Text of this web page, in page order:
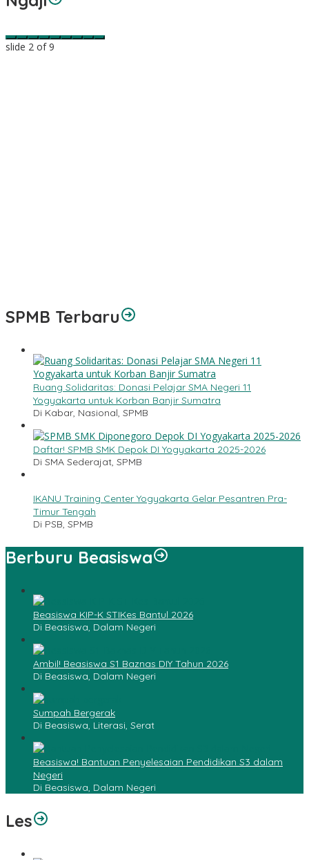
slide 2 of 9
SPMB Terbaru
Ruang Solidaritas: Donasi Pelajar SMA Negeri 11
Yogyakarta untuk Korban Banjir Sumatra
Di Kabar, Nasional, SPMB
Daftar! SPMB SMK Depok DI Yogyakarta 2025-2026
Di SMA Sederajat, SPMB
IKANU Training Center Yogyakarta Gelar Pesantren Pra-
Timur Tengah
Di PSB, SPMB
Berburu Beasiswa
Beasiswa KIP-K STIKes Bantul 2026
Di Beasiswa, Dalam Negeri
Ambil! Beasiswa S1 Baznas DIY Tahun 2026
Di Beasiswa, Dalam Negeri
Sumpah Bergerak
Di Beasiswa, Literasi, Serat
Beasiswa! Bantuan Penyelesaian Pendidikan S3 dalam
Negeri
Di Beasiswa, Dalam Negeri
Les